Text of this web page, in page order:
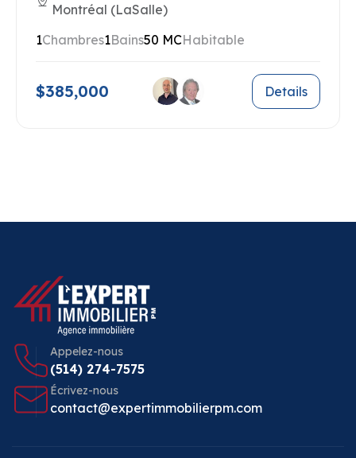
Montréal (LaSalle)
1Chambres1Bains50 MCHabitable
$385,000 Details
Appelez-nous
(514) 274-7575
Écrivez-nous
contact@expertimmobilierpm.com